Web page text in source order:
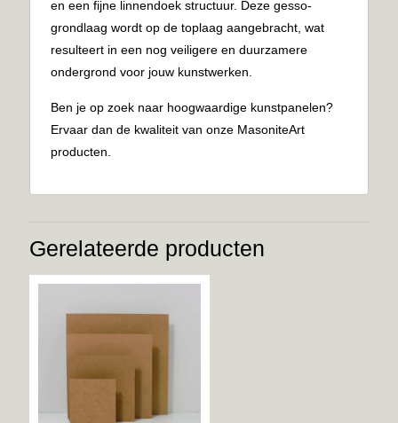
en een fijne linnendoek structuur. Deze gesso-
grondlaag wordt op de toplaag aangebracht, wat
resulteert in een nog veiligere en duurzamere
ondergrond voor jouw kunstwerken.
Ben je op zoek naar hoogwaardige kunstpanelen?
Ervaar dan de kwaliteit van onze MasoniteArt
producten.
Gerelateerde producten